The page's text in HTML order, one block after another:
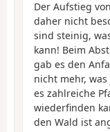
Der Aufstieg
daher nicht
sind steinig,
kann! Beim
gab es den
nicht mehr,
es zahlreiche
wiederfinden
den Wald ist